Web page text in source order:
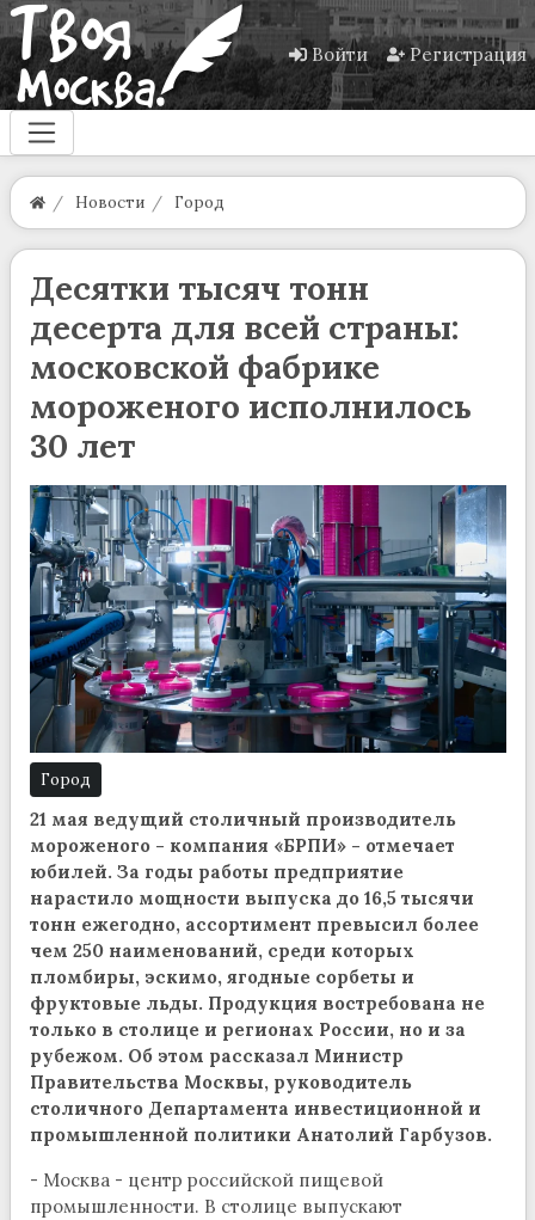
Войти Регистрация
Новости Город
Десятки тысяч тонн
десерта для всей страны:
московской фабрике
мороженого исполнилось
30 лет
Город
21 мая ведущий столичный производитель
мороженого - компания «БРПИ» - отмечает
юбилей. За годы работы предприятие
нарастило мощности выпуска до 16,5 тысячи
тонн ежегодно, ассортимент превысил более
чем 250 наименований, среди которых
пломбиры, эскимо, ягодные сорбеты и
фруктовые льды. Продукция востребована не
только в столице и регионах России, но и за
рубежом. Об этом рассказал Министр
Правительства Москвы, руководитель
столичного Департамента инвестиционной и
промышленной политики Анатолий Гарбузов.
- Москва - центр российской пищевой
промышленности. В столице выпускают